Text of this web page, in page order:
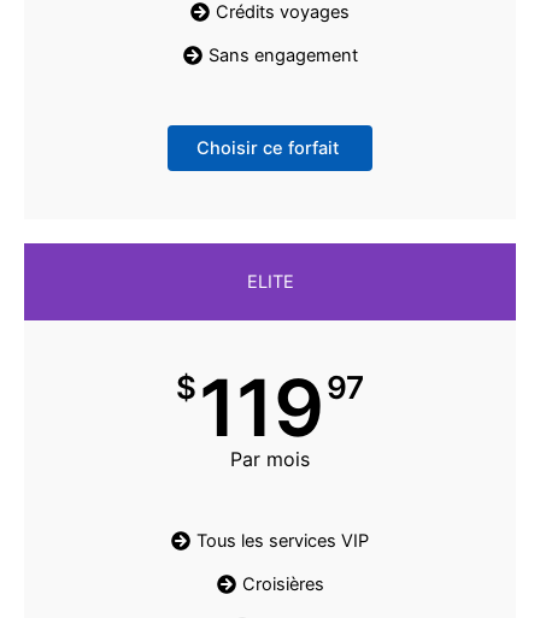
Crédits voyages
Sans engagement
Choisir ce forfait
ELITE
$11997
Par mois
Tous les services VIP
Croisières